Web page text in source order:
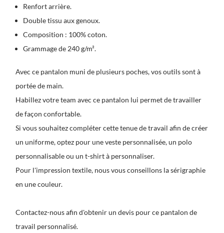
Renfort arrière.
Double tissu aux genoux.
Composition : 100% coton.
Grammage de 240 g/m².
Avec ce pantalon muni de plusieurs poches, vos outils sont à
portée de main.
Habillez votre team avec ce pantalon lui permet de travailler
de façon confortable.
Si vous souhaitez compléter cettetenue de travail afin de créer
un uniforme, optez pour une veste personnalisée, un polo
personnalisable ou un t-shirt à personnaliser.
Pour l'impression textile, nous vous conseillons la sérigraphie
en une couleur.
Contactez-nous afin d'obtenir un devis pour ce pantalon de
travail personnalisé.